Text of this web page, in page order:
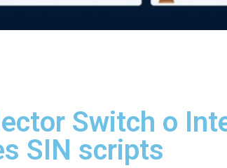
Switch o
SIN scripts